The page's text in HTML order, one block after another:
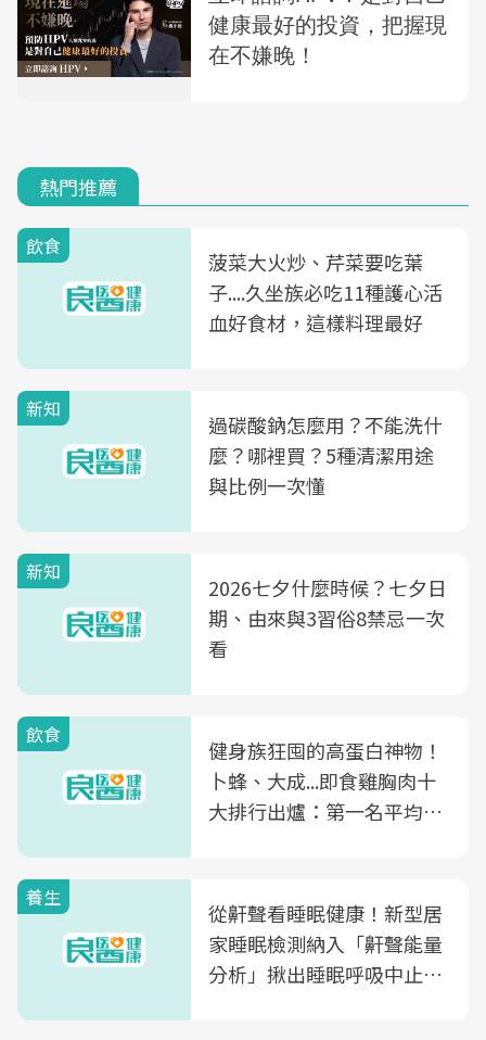
熱門推薦
飲食
菠菜大火炒、芹菜要吃葉
子....久坐族必吃11種護心活
血好食材，這樣料理最好
新知
過碳酸鈉怎麼用？不能洗什
麼？哪裡買？5種清潔用途
與比例一次懂
新知
2026七夕什麼時候？七夕日
期、由來與3習俗8禁忌一次
看
飲食
健身族狂囤的高蛋白神物！
卜蜂、大成...即食雞胸肉十
大排行出爐：第一名平均一
養生
從鼾聲看睡眠健康！新型居
家睡眠檢測納入「鼾聲能量
分析」揪出睡眠呼吸中止症